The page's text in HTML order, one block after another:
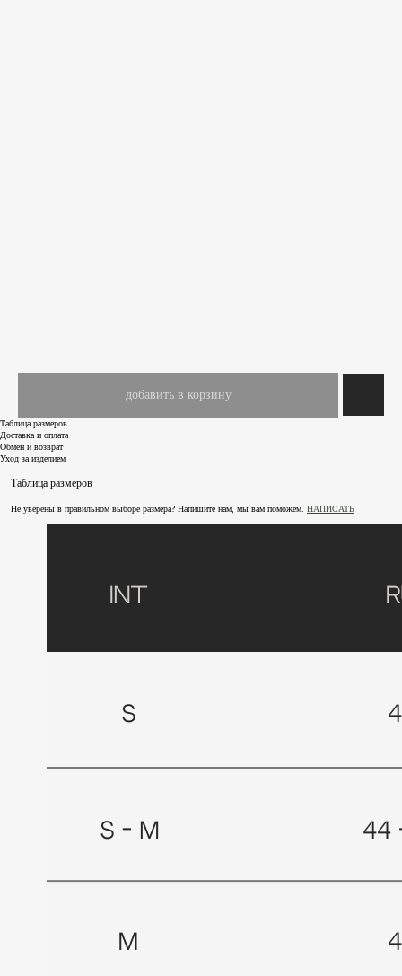
добавить в корзину
Таблица размеров
Доставка и оплата
Обмен и возврат
Уход за изделием
Таблица размеров
Не уверены в правильном выборе размера? Напишите нам, мы вам поможем. НАПИСАТЬ